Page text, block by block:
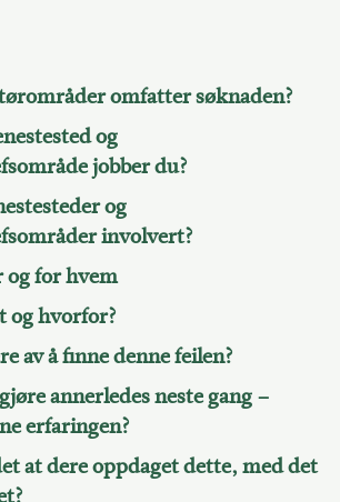
omfatter søknaden?
og
jobber du?
og
involvert?
for hvem
og hvorfor?
av å finne denne feilen?
annerledes neste gang –
erfaringen?
at dere oppdaget dette, med det